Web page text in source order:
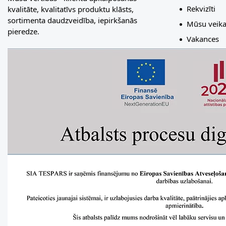
kvalitāte, kvalitatīvs produktu klāsts,
sortimenta daudzveidība, iepirkšanās
pieredze.
Rekvizīti
Mūsu
Vakances